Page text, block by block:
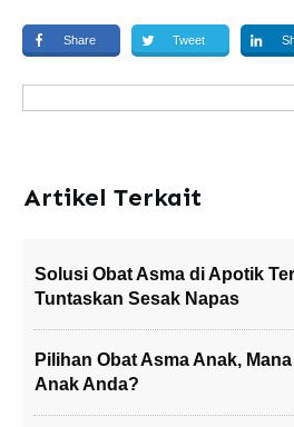
Share Tweet
Artikel Terkait
Solusi Obat Asma di Apotik
Tuntaskan Sesak Napas
Pilihan Obat Asma Anak,
Anak Anda?